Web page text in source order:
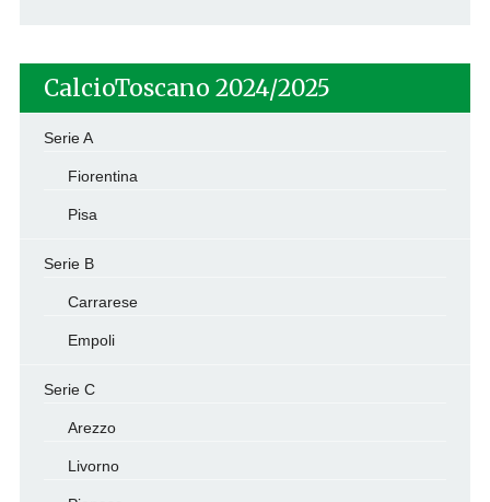
CalcioToscano 2024/2025
Serie A
Fiorentina
Pisa
Serie B
Carrarese
Empoli
Serie C
Arezzo
Livorno